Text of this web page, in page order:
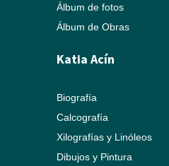
Álbum de fotos
Álbum de Obras
Katia Acín
Biografía
Calcografía
Xilografías y Linóleos
Dibujos y Pintura